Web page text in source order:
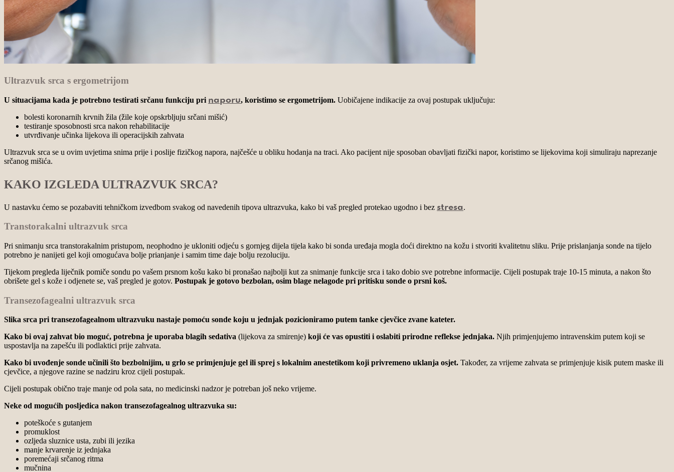
Ultrazvuk srca s ergometrijom
U situacijama kada je potrebno testirati srčanu funkciju pri naporu, koristimo se ergometrijom. Uobičajene indikacije za ovaj postupak uključuju:
bolesti koronarnih krvnih žila (žile koje opskrbljuju srčani mišić)
testiranje sposobnosti srca nakon rehabilitacije
utvrđivanje učinka lijekova ili operacijskih zahvata
Ultrazvuk srca se u ovim uvjetima snima prije i poslije fizičkog napora, najčešće u obliku hodanja na traci. Ako pacijent nije sposoban obavljati fizički napor, koristimo se lijekovima koji simuliraju naprezanje
srčanog mišića.
KAKO IZGLEDA ULTRAZVUK SRCA?
U nastavku ćemo se pozabaviti tehničkom izvedbom svakog od navedenih tipova ultrazvuka, kako bi vaš pregled protekao ugodno i bez stresa.
Transtorakalni ultrazvuk srca
Pri snimanju srca transtorakalnim pristupom, neophodno je ukloniti odjeću s gornjeg dijela tijela kako bi sonda uređaja mogla doći direktno na kožu i stvoriti kvalitetnu sliku. Prije prislanjanja sonde na tijelo
potrebno je nanijeti gel koji omogućava bolje prianjanje i samim time daje bolju rezoluciju.
Tijekom pregleda liječnik pomiče sondu po vašem prsnom košu kako bi pronašao najbolji kut za snimanje funkcije srca i tako dobio sve potrebne informacije. Cijeli postupak traje 10-15 minuta, a nakon što
obrišete gel s kože i odjenete se, vaš pregled je gotov. Postupak je gotovo bezbolan, osim blage nelagode pri pritisku sonde o prsni koš.
Transezofagealni ultrazvuk srca
Slika srca pri transezofagealnom ultrazvuku nastaje pomoću sonde koju u jednjak pozicioniramo putem tanke cjevčice zvane kateter.
Kako bi ovaj zahvat bio moguć, potrebna je uporaba blagih sedativa (lijekova za smirenje) koji će vas opustiti i oslabiti prirodne reflekse jednjaka. Njih primjenjujemo intravenskim putem koji se
uspostavlja na zapešću ili podlaktici prije zahvata.
Kako bi uvođenje sonde učinili što bezbolnijim, u grlo se primjenjuje gel ili sprej s lokalnim anestetikom koji privremeno uklanja osjet. Također, za vrijeme zahvata se primjenjuje kisik putem maske ili
cjevčice, a njegove razine se nadziru kroz cijeli postupak.
Cijeli postupak obično traje manje od pola sata, no medicinski nadzor je potreban još neko vrijeme.
Neke od mogućih posljedica nakon transezofagealnog ultrazvuka su:
poteškoće s gutanjem
promuklost
ozljeda sluznice usta, zubi ili jezika
manje krvarenje iz jednjaka
poremećaji srčanog ritma
mučnina